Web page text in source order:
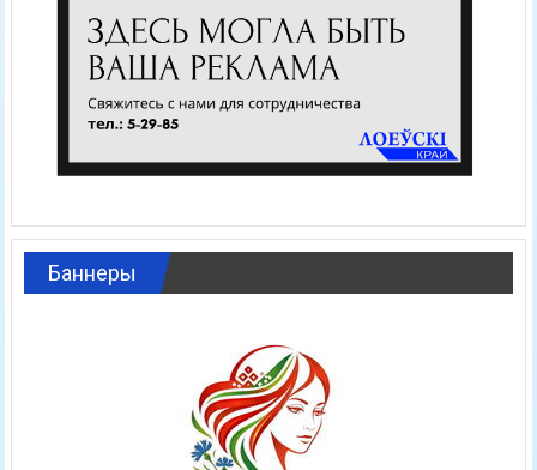
Баннеры